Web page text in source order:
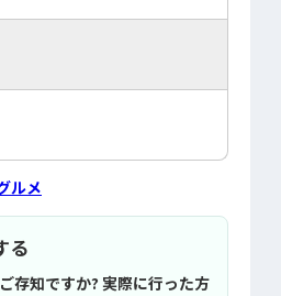
ルメ
る
存知ですか? 実際に行った方